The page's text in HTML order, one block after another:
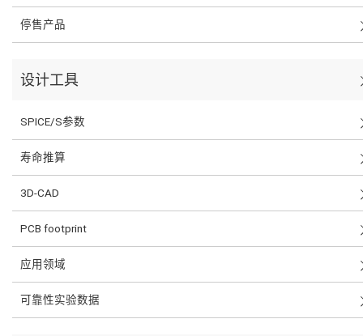
停售产品
设计工具
SPICE/S参数
寿命推算
3D-CAD
PCB footprint
应用领域
可靠性实验数据